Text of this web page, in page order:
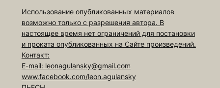
Использование опубликованных материалов
возможно только с разрешения автора. В
настоящее время нет ограничений для постановки
и проката опубликованных на Сайте произведений.
Контакт:
E-mail: leonagulansky@gmail.com
www.facebook.com/leon.agulansky